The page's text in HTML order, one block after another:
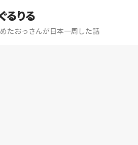
るりる
たおっさんが日本一周した話